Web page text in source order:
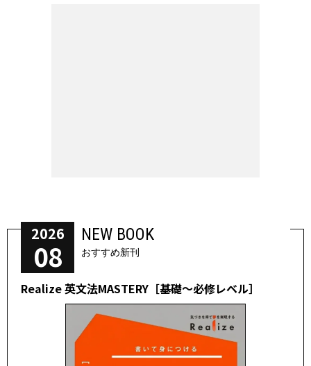
2026
08
NEW BOOK
おすすめ新刊
Realize 英文法MASTERY［基礎～必修レベル］